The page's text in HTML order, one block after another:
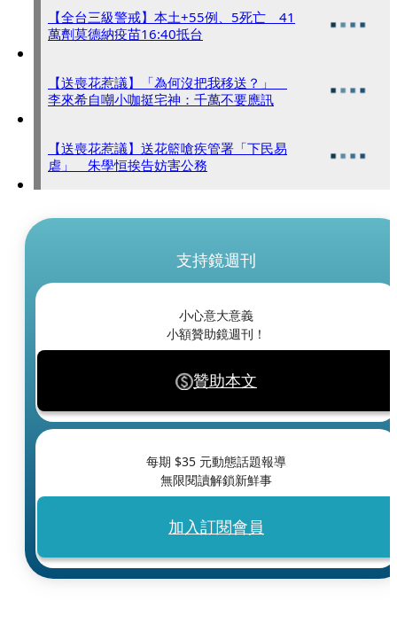
【全台三級警戒】本土+55例、5死亡 41
萬劑莫德納疫苗16:40抵台
【送喪花惹議】「為何沒把我移送？」
李來希自嘲小咖挺宅神：千萬不要應訊
【送喪花惹議】送花籃嗆疾管署「下民易
虐」 朱學恒挨告妨害公務
支持鏡週刊
小心意大意義
小額贊助鏡週刊！
贊助本文
每期 $35 元動態話題報導
無限閱讀解鎖新鮮事
加入訂閱會員